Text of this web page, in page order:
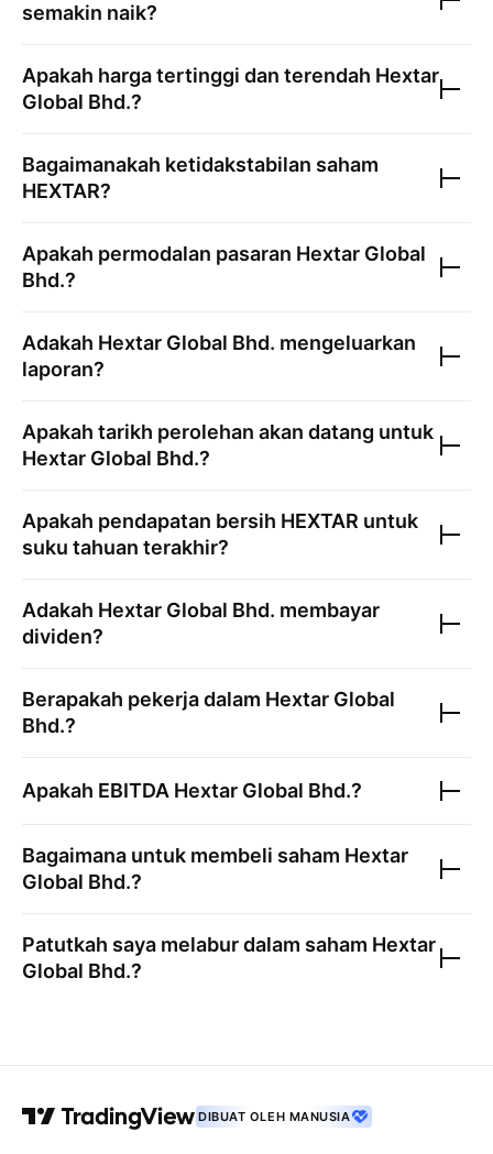
semakin naik?
Apakah harga tertinggi dan terendah Hextar
Global Bhd.?
Bagaimanakah ketidakstabilan saham
HEXTAR?
Apakah permodalan pasaran Hextar Global
Bhd.?
Adakah Hextar Global Bhd. mengeluarkan
laporan?
Apakah tarikh perolehan akan datang untuk
Hextar Global Bhd.?
Apakah pendapatan bersih HEXTAR untuk
suku tahuan terakhir?
Adakah Hextar Global Bhd. membayar
dividen?
Berapakah pekerja dalam Hextar Global
Bhd.?
Apakah EBITDA Hextar Global Bhd.?
Bagaimana untuk membeli saham Hextar
Global Bhd.?
Patutkah saya melabur dalam saham Hextar
Global Bhd.?
DIBUAT OLEH MANUSIA